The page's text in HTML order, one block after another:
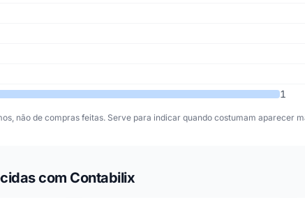
1
não de compras feitas. Serve para indicar quando costumam aparecer
com Contabilix